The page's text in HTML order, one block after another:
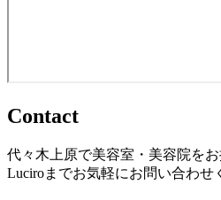
Contact
代々木上原で美容室・美容院を
Luciroまでお気軽にお問い合わせ